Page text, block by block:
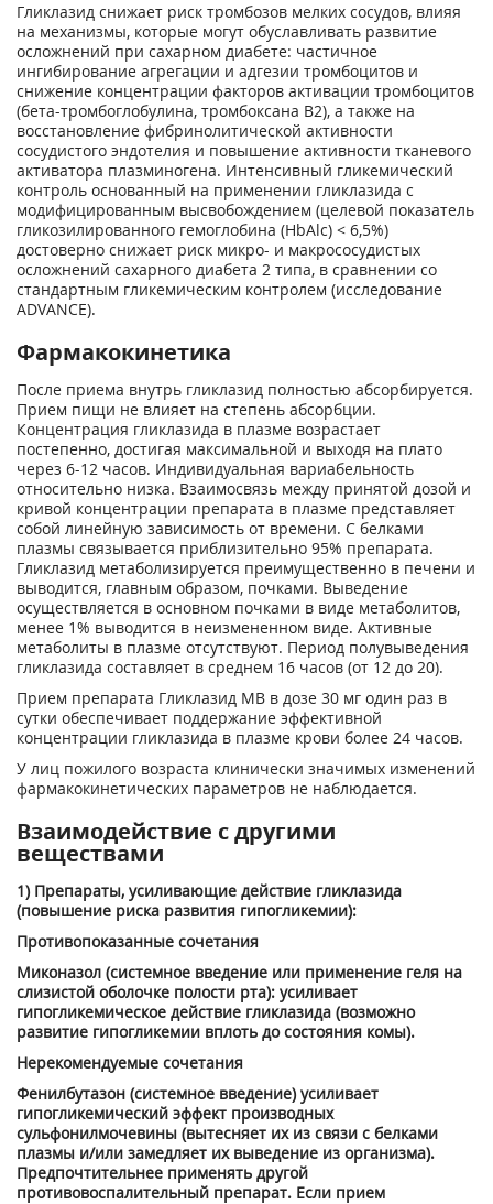
Гликлазид снижает риск тромбозов мелких сосудов, влияя
на механизмы, которые могут обуславливать развитие
осложнений при сахарном диабете: частичное
ингибирование агрегации и адгезии тромбоцитов и
снижение концентрации факторов активации тромбоцитов
(бета-тромбоглобулина, тромбоксана В2), а также на
восстановление фибринолитической активности
сосудистого эндотелия и повышение активности тканевого
активатора плазминогена. Интенсивный гликемический
контроль основанный на применении гликлазида с
модифицированным высвобождением (целевой показатель
гликозилированного гемоглобина (HbAlc) < 6,5%)
достоверно снижает риск микро- и макрососудистых
осложнений сахарного диабета 2 типа, в сравнении со
стандартным гликемическим контролем (исследование
ADVANCE).
Фармакокинетика
После приема внутрь гликлазид полностью абсорбируется.
Прием пищи не влияет на степень абсорбции.
Концентрация гликлазида в плазме возрастает
постепенно, достигая максимальной и выходя на плато
через 6-12 часов. Индивидуальная вариабельность
относительно низка. Взаимосвязь между принятой дозой и
кривой концентрации препарата в плазме представляет
собой линейную зависимость от времени. С белками
плазмы связывается приблизительно 95% препарата.
Гликлазид метаболизируется преимущественно в печени и
выводится, главным образом, почками. Выведение
осуществляется в основном почками в виде метаболитов,
менее 1% выводится в неизмененном виде. Активные
метаболиты в плазме отсутствуют. Период полувыведения
гликлазида составляет в среднем 16 часов (от 12 до 20).
Прием препарата Гликлазид МВ в дозе 30 мг один раз в
сутки обеспечивает поддержание эффективной
концентрации гликлазида в плазме крови более 24 часов.
У лиц пожилого возраста клинически значимых изменений
фармакокинетических параметров не наблюдается.
Взаимодействие с другими
веществами
1) Препараты, усиливающие действие гликлазида
(повышение риска развития гипогликемии):
Противопоказанные сочетания
Миконазол (системное введение или применение геля на
слизистой оболочке полости рта): усиливает
гипогликемическое действие гликлазида (возможно
развитие гипогликемии вплоть до состояния комы).
Нерекомендуемые сочетания
Фенилбутазон (системное введение) усиливает
гипогликемический эффект производных
сульфонилмочевины (вытесняет их из связи с белками
плазмы и/или замедляет их выведение из организма).
Предпочтительнее применять другой
противовоспалительный препарат. Если прием